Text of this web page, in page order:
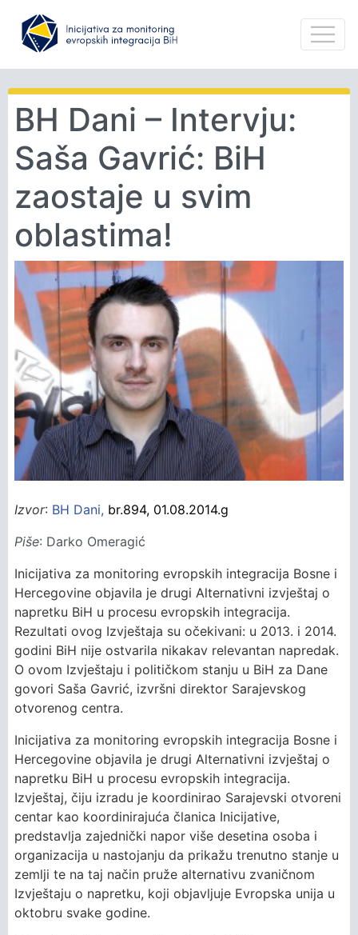
BH Dani – Intervju:
Saša Gavrić: BiH
zaostaje u svim
oblastima!
Izvor: BH Dani, br.894, 01.08.2014.g
Piše: Darko Omeragić
Inicijativa za monitoring evropskih integracija Bosne i
Hercegovine objavila je drugi Alternativni izvještaj o
napretku BiH u procesu evropskih integracija.
Rezultati ovog Izvještaja su očekivani: u 2013. i 2014.
godini BiH nije ostvarila nikakav relevantan napredak.
O ovom Izvještaju i političkom stanju u BiH za Dane
govori Saša Gavrić, izvršni direktor Sarajevskog
otvorenog centra.
Inicijativa za monitoring evropskih integracija Bosne i
Hercegovine objavila je drugi Alternativni izvještaj o
napretku BiH u procesu evropskih integracija.
Izvještaj, čiju izradu je koordinirao Sarajevski otvoreni
centar kao koordinirajuća članica Inicijative,
predstavlja zajednički napor više desetina osoba i
organizacija u nastojanju da prikažu trenutno stanje u
zemlji te na taj način pruže alternativu zvaničnom
Izvještaju o napretku, koji objavljuje Evropska unija u
oktobru svake godine.